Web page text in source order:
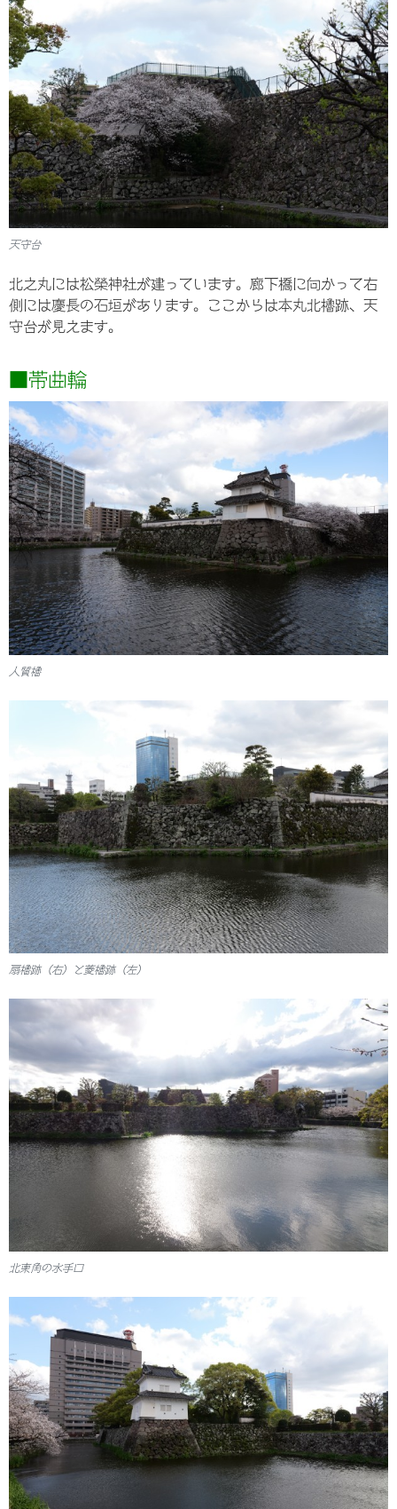
天守台
北之丸には松榮神社が建っています。廊下橋に向かって右
側には慶長の石垣があります。ここからは本丸北櫓跡、天
守台が見えます。
■帯曲輪
人質櫓
扇櫓跡（右）と菱櫓跡（左）
北東角の水手口